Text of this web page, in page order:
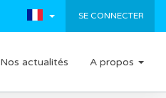
SE CONNECTER
Nos actualités A propos